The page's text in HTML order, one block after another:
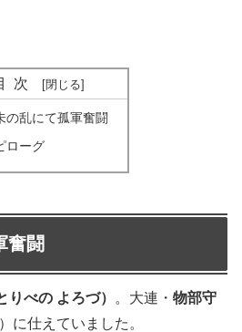
次
の乱にて孤軍奮闘
ローグ
奮闘
りべの よろづ） 。大連・ 物部守
に仕えていました。